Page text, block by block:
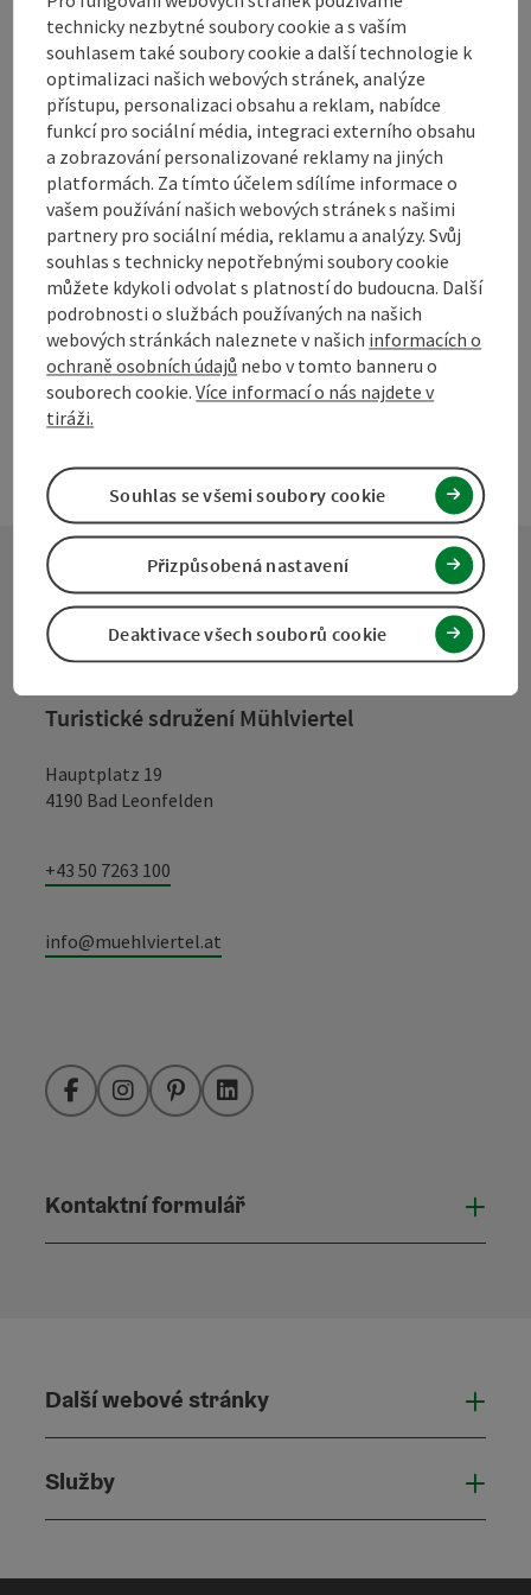
Označit příspěvek
přejít na poznámky
Vytvořit PDF
Vytisknout
příspěvek
V okolí
powered byTOURDATA Navrhnout změnu
Kontakt
Turistické sdružení Mühlviertel
Hauptplatz 19
4190 Bad Leonfelden
+43 50 7263 100
info@muehlviertel.at
FacebookInstagramPinterestLinkedIn
Kontaktní formulář
Další webové stránky
Služby
technicky nezbytné soubory cookie a s vaším
souhlasem také soubory cookie a další technologie k
optimalizaci našich webových stránek, analýze
přístupu, personalizaci obsahu a reklam, nabídce
funkcí pro sociální média, integraci externího obsahu
a zobrazování personalizované reklamy na jiných
platformách. Za tímto účelem sdílíme informace o
vašem používání našich webových stránek s našimi
partnery pro sociální média, reklamu a analýzy. Svůj
souhlas s technicky nepotřebnými soubory cookie
můžete kdykoli odvolat s platností do budoucna. Další
podrobnosti o službách používaných na našich
webových stránkách naleznete v našich informacích o
ochraně osobních údajů nebo v tomto banneru o
souborech cookie.Více informací o nás najdete v
tiráži.
Deaktivace všech souborů cookie
Přizpůsobená nastavení
Souhlas se všemi soubory cookie